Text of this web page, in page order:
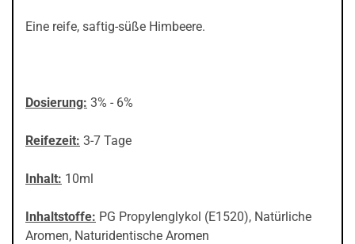
Eine reife, saftig-süße Himbeere.
Dosierung: 3% - 6%
Reifezeit: 3-7 Tage
Inhalt: 10ml
Inhaltstoffe: PG Propylenglykol (E1520), Natürliche
Aromen, Naturidentische Aromen